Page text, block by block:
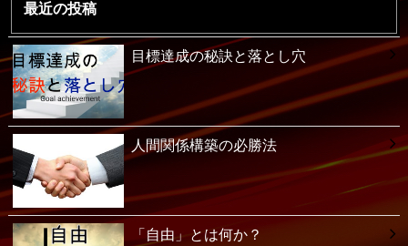
最近の投稿
目標達成の秘訣と落とし穴
人間関係構築の必勝法
「自由」とは何か？